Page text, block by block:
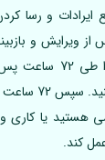
ایرادات و رسا
ویرایش و
سفارش در
دریافت
هستید یا
کند.